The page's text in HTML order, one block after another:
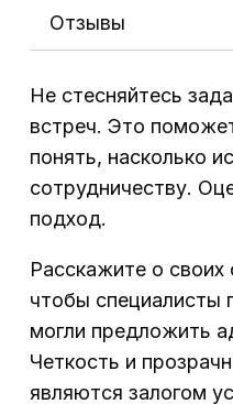
Отзывы
Не стесняйтесь
встреч. Это
понять, насколько
сотрудничеству.
подход.
Расскажите о
чтобы специалисты
могли предложить
Четкость и
являются залогом